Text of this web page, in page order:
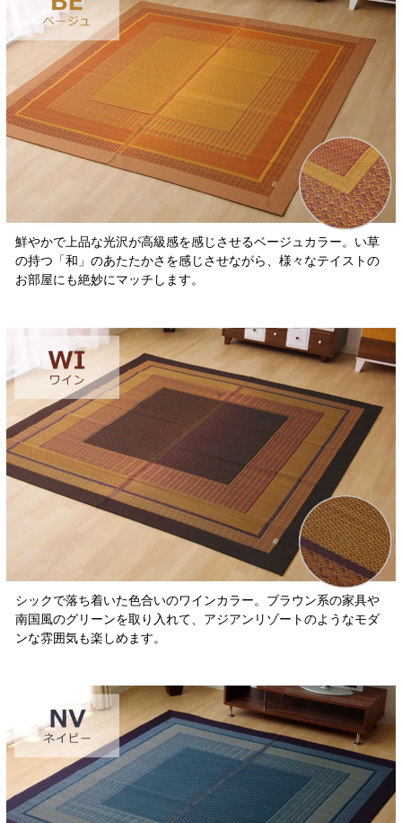
鮮やかで上品な光沢が高級感を感じさせるベージュカラー。い草
の持つ「和」のあたたかさを感じさせながら、様々なテイストの
お部屋にも絶妙にマッチします。
シックで落ち着いた色合いのワインカラー。ブラウン系の家具や
南国風のグリーンを取り入れて、アジアンリゾートのようなモダ
ンな雰囲気も楽しめます。